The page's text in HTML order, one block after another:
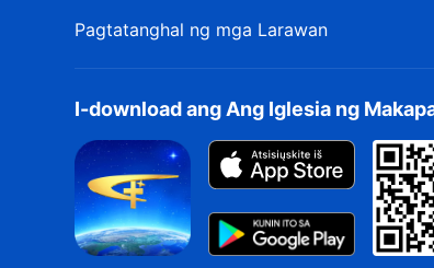
Pagtatanghal ng mga Larawan
I-download ang Ang Iglesia ng